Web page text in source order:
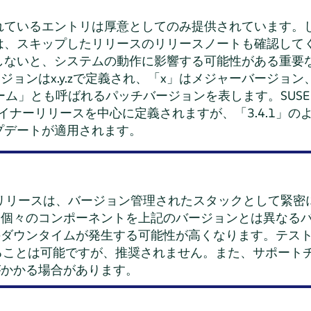
いるエントリは厚意としてのみ提供されています。
スキップしたリリースのリリースノートも確認して
いと、システムの動作に影響する可能性がある重要
ョンはx.y.zで定義され、「x」はメジャーバージョ
」とも呼ばれるパッチバージョンを表します。
ナーリリースを中心に定義されますが、「3.4.1」の
ートが適用されます。
リースは、バージョン管理されたスタックとして緊
々のコンポーネントを上記のバージョンとは異なる
ウンタイムが発生する可能性が高くなります。テス
とは可能ですが、推奨されません。また、サポート
かる場合があります。